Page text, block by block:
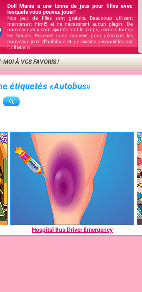
Doll Mania a une tonne de jeux pour filles avec
lesquels vous pouvez jouer!
Nos jeux de filles sont gratuits. Beaucoup utilisent
maintenant html5 et ne nécessitent aucun plugin. De
nouveaux jeux sont ajoutés tout le temps, comme toutes
les heures. Revenez donc souvent pour découvrir les
nouveaux jeux d'habillage et de cuisine disponibles sur
Doll Mania.
MOI À VOS FAVORIS !
étiquetés «Autobus»
Hospital Bus Driver Emergency